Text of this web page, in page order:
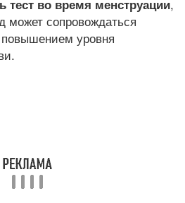
тест во время менструации,
может сопровождаться
уровня